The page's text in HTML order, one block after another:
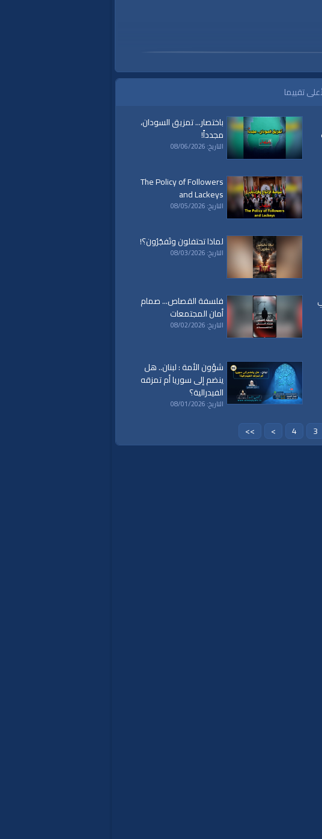
|
al waqiah
|
al waqiaa
al waqia سياسة حكم
how to
|
economy
politics
|
islam
تقييما
باختصار... تمزيق السودان،
مجدداً!
التاريخ: 08/06/2026
The Policy of Followers
and Lackeys
التاريخ: 08/05/2026
لماذا تحتفلون وتَفجُرُون؟!
التاريخ: 08/03/2026
فلسفة القصاص... صمام
أمان المجتمعات
التاريخ: 08/02/2026
شؤون الأمة : لبنان.. هل
ينضم إلى سوريا أم تمزقه
الفيدرالية؟
التاريخ: 08/01/2026
3
4
>
>>